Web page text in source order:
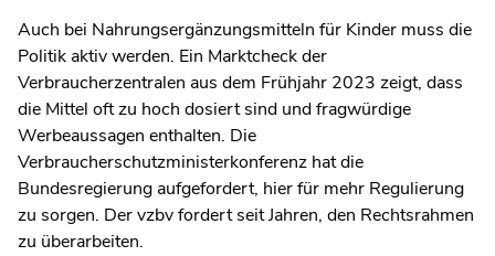
Auch bei Nahrungsergänzungsmitteln für Kinder muss die
Politik aktiv werden. Ein Marktcheck der
Verbraucherzentralen aus dem Frühjahr 2023 zeigt, dass
die Mittel oft zu hoch dosiert sind und fragwürdige
Werbeaussagen enthalten. Die
Verbraucherschutzministerkonferenz hat die
Bundesregierung aufgefordert, hier für mehr Regulierung
zu sorgen. Der vzbv fordert seit Jahren, den Rechtsrahmen
zu überarbeiten.